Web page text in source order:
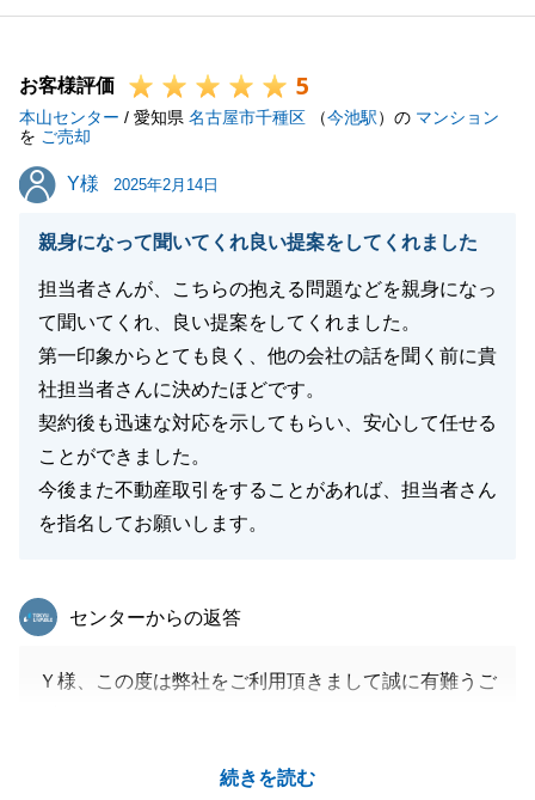
けますと大変嬉しく存じます。
閉じる
お客様評価 5
本山センター / 愛知県 名古屋市千種区 （今池駅）の マンション
を ご売却
Y様
Y様 2025年2月14日
親身になって聞いてくれ良い提案をしてくれました
担当者さんが、こちらの抱える問題などを親身になっ
て聞いてくれ、良い提案をしてくれました。
第一印象からとても良く、他の会社の話を聞く前に貴
社担当者さんに決めたほどです。
契約後も迅速な対応を示してもらい、安心して任せる
ことができました。
今後また不動産取引をすることがあれば、担当者さん
を指名してお願いします。
続きを読む
東急リバブル
センターからの返答
Ｙ様、この度は弊社をご利用頂きまして誠に有難うご
機会がございましたら是非、弊社をご利用頂けますと